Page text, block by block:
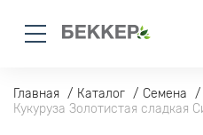
Главная Каталог Семена
Кукуруза Золотистая сладкая